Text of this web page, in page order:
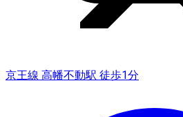
京王線 高幡不動駅 徒歩1分